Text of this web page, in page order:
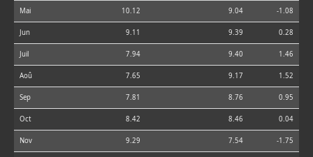
Mai 10.12 9.04 -1.08
Jun 9.11 9.39 0.28
Juil 7.94 9.40 1.46
Aoû 7.65 9.17 1.52
Sep 7.81 8.76 0.95
Oct 8.42 8.46 0.04
Nov 9.29 7.54 -1.75